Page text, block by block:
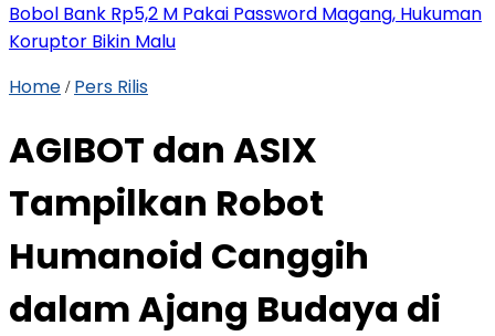
Bobol Bank Rp5,2 M Pakai Password Magang, Hukuman
Koruptor Bikin Malu
Home / Pers Rilis
AGIBOT dan ASIX
Tampilkan Robot
Humanoid Canggih
dalam Ajang Budaya di